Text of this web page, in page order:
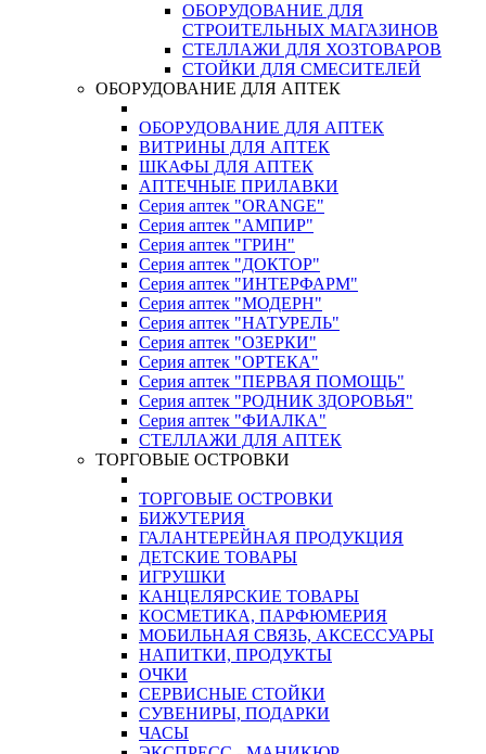
ОБОРУДОВАНИЕ ДЛЯ
СТРОИТЕЛЬНЫХ МАГАЗИНОВ
СТЕЛЛАЖИ ДЛЯ ХОЗТОВАРОВ
СТОЙКИ ДЛЯ СМЕСИТЕЛЕЙ
ОБОРУДОВАНИЕ ДЛЯ АПТЕК
ОБОРУДОВАНИЕ ДЛЯ АПТЕК
ВИТРИНЫ ДЛЯ АПТЕК
ШКАФЫ ДЛЯ АПТЕК
АПТЕЧНЫЕ ПРИЛАВКИ
Серия аптек "ORANGE"
Серия аптек "АМПИР"
Серия аптек "ГРИН"
Серия аптек "ДОКТОР"
Серия аптек "ИНТЕРФАРМ"
Серия аптек "МОДЕРН"
Серия аптек "НАТУРЕЛЬ"
Серия аптек "ОЗЕРКИ"
Серия аптек "ОРТЕКА"
Серия аптек "ПЕРВАЯ ПОМОЩЬ"
Серия аптек "РОДНИК ЗДОРОВЬЯ"
Серия аптек "ФИАЛКА"
СТЕЛЛАЖИ ДЛЯ АПТЕК
ТОРГОВЫЕ ОСТРОВКИ
ТОРГОВЫЕ ОСТРОВКИ
БИЖУТЕРИЯ
ГАЛАНТЕРЕЙНАЯ ПРОДУКЦИЯ
ДЕТСКИЕ ТОВАРЫ
ИГРУШКИ
КАНЦЕЛЯРСКИЕ ТОВАРЫ
КОСМЕТИКА, ПАРФЮМЕРИЯ
МОБИЛЬНАЯ СВЯЗЬ, АКСЕССУАРЫ
НАПИТКИ, ПРОДУКТЫ
ОЧКИ
СЕРВИСНЫЕ СТОЙКИ
СУВЕНИРЫ, ПОДАРКИ
ЧАСЫ